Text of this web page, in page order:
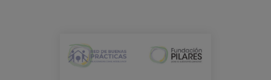
jornada_bbpp_pilares_2023.png